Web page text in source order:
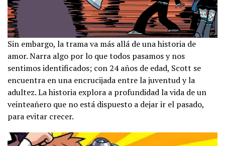
Sin embargo, la trama va más allá de una historia de
amor. Narra algo por lo que todos pasamos y nos
sentimos identificados; con 24 años de edad, Scott se
encuentra en una encrucijada entre la juventud y la
adultez. La historia explora a profundidad la vida de un
veinteañero que no está dispuesto a dejar ir el pasado,
para evitar crecer.